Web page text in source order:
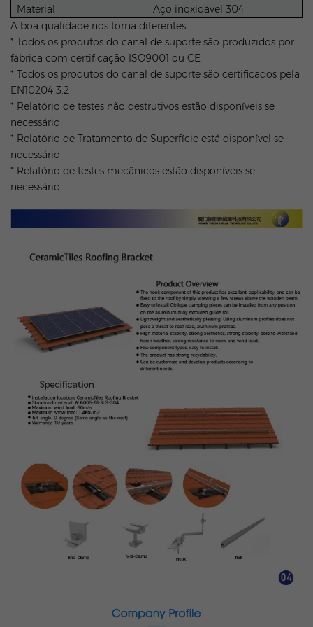
Material
Aço inoxidável 304
A boa qualidade nos torna diferentes
* Todos os produtos do canal de suporte são produzidos por
fábrica com certificação ISO9001 ou CE
* Todos os produtos do canal de suporte são certificados pela
EN10204 3.2
* Relatório de testes não destrutivos estão disponíveis se
necessário
* Relatório de Tratamento de Superfície está disponível se
necessário
* Relatório de testes mecânicos estão disponíveis se
necessário